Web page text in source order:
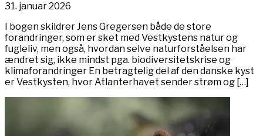
31. januar 2026
I bogen skildrer Jens Gregersen både de store
forandringer, som er sket med Vestkystens natur og
fugleliv, men også, hvordan selve naturforståelsen har
ændret sig, ikke mindst pga. biodiversitetskrise og
klimaforandringer En betragtelig del af den danske kyst
er Vestkysten, hvor Atlanterhavet sender strøm og […]